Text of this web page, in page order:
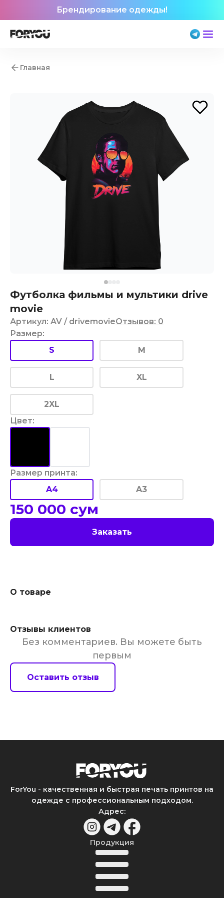
Брендирование одежды!
Главная
Футболка фильмы и мультики drive
movie
Артикул: AV / drivemovieОтзывов: 0
Размер:
S
M
L XL
2XL
Цвет:
Размер принта:
A4
A3
150 000 сум
Заказать
О товаре
Отзывы клиентов
Без комментариев. Вы можете быть
первым
Оставить отзыв
ForYou - качественная и быстрая печать принтов на
одежде с профессиональным подходом.
Адрес:
Продукция